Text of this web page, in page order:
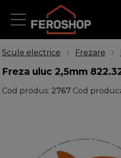
Scule electrice Frezare
Freza uluc 2,5mm
Cod produs: 2767 Cod